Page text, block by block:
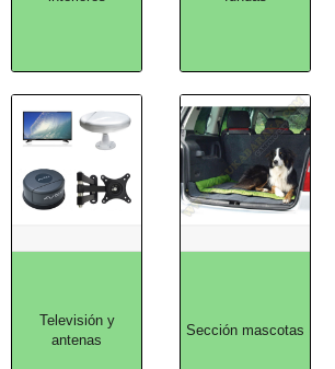
Televisión y
antenas
Sección mascotas